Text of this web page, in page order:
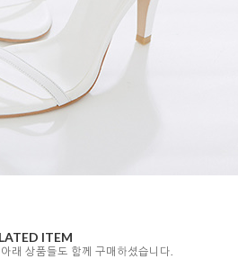
ITEM
래 상품들도 함께 구매하셨습니다.